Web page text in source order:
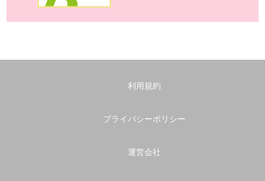
利用規約
プライバシーポリシー
運営会社